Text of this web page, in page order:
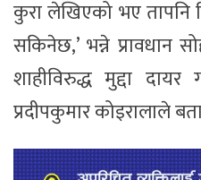
कुरा लेखिएको भए तापनि
सकिनेछ,’ भन्ने प्रावधान
शाहीविरुद्ध मुद्दा
प्रदीपकुमार कोइरालाले